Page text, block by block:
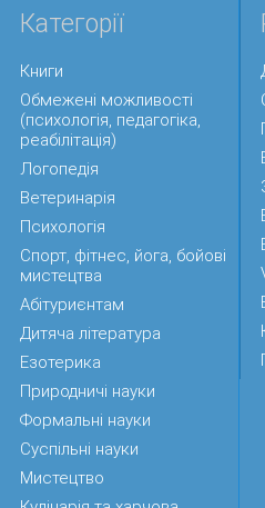
Категорії
Книги
Обмежені можливості
(психологія, педагогіка,
реабілітація)
Логопедія
Ветеринарія
Психологія
Спорт, фітнес, йога, бойові
мистецтва
Абітуриєнтам
Дитяча література
Езотерика
Природничі науки
Формальні науки
Суспільні науки
Мистецтво